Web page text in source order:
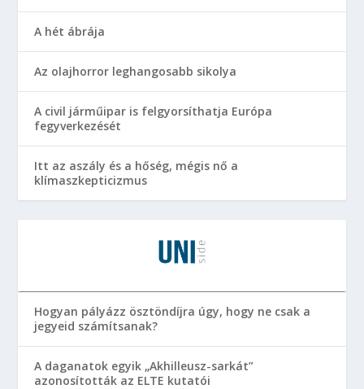
A hét ábrája
Az olajhorror leghangosabb sikolya
A civil járműipar is felgyorsíthatja Európa
fegyverkezését
Itt az aszály és a hőség, mégis nő a
klímaszkepticizmus
Hogyan pályázz ösztöndíjra úgy, hogy ne csak a
jegyeid számítsanak?
A daganatok egyik „Akhilleusz-sarkát”
azonosították az ELTE kutatói